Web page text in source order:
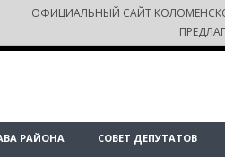
ОФИЦИАЛЬНЫЙ САЙТ
РАЙОНА СОВЕТ ДЕПУТАТОВ